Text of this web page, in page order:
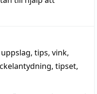
uppslag, tips, vink,
tipset,